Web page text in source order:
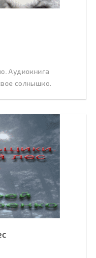
Аудиокнига
солнышко.